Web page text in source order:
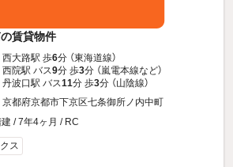
賃貸物件
西大路駅 歩6分 （東海道線）
西院駅 バス9分 歩3分 （嵐電本線など）
丹波口駅 バス11分 歩3分 （山陰線）
京都府京都市下京区七条御所ノ内中町
/ 7年4ヶ月 / RC
ス